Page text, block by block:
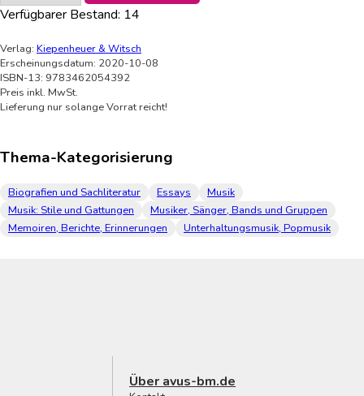
Verfügbarer Bestand: 14
Verlag: Kiepenheuer & Witsch
Erscheinungsdatum: 2020-10-08
ISBN-13: 9783462054392
Preis inkl. MwSt.
Lieferung nur solange Vorrat reicht!
Thema-Kategorisierung
Biografien und Sachliteratur Essays
Musik
Musik: Stile und Gattungen
Musiker, Sänger, Bands und Gruppen
Memoiren, Berichte, Erinnerungen
Unterhaltungsmusik, Popmusik
Über avus-bm.de